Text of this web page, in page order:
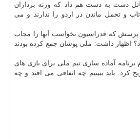
دست به دست هم داد که وزنه برداران
تاب و تحمل ماندن در اردو را ندارند و می
پرسش که فدراسیون نخواست آنها را مجاب
اظهار داشت: ملی پوشان جمع کرده بودند
برنامه آماده سازی تیم ملی برای بازی های
کرد: باید ببینیم چه اتفاقی می افتد و چه